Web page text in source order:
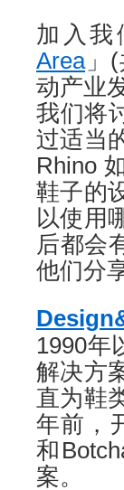
加入我
Area」(
动产业
我们将
过适当
Rhino
鞋子的
以使用
后都会
他们分
1990年
解决方
直为鞋
年前，
和
案。